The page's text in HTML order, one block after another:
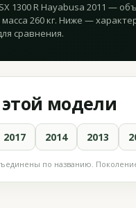
1300 R Hayabusa 2011 —
масса 260 кг. Ниже —
сравнения.
модели
2017 2014 2013
по названию.